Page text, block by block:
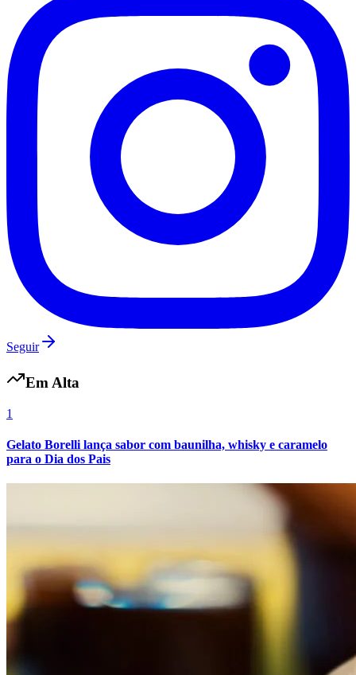
Internacional
Seguir
Em Alta
1
Gelato Borelli lança sabor com baunilha, whisky e caramelo
para o Dia dos Pais